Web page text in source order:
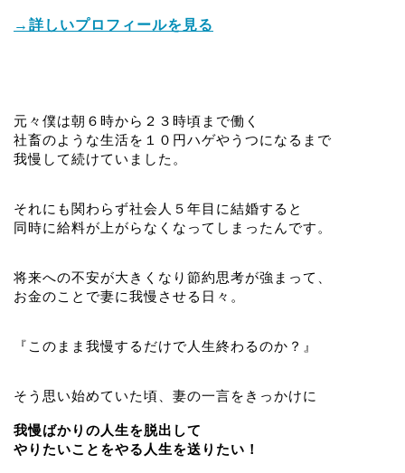
→詳しいプロフィールを見る
元々僕は朝６時から２３時頃まで働く
社畜のような生活を１０円ハゲやうつになるまで
我慢して続けていました。
それにも関わらず社会人５年目に結婚すると
同時に給料が上がらなくなってしまったんです。
将来への不安が大きくなり節約思考が強まって、
お金のことで妻に我慢させる日々。
『このまま我慢するだけで人生終わるのか？』
そう思い始めていた頃、妻の一言をきっかけに
我慢ばかりの人生を脱出して
やりたいことをやる人生を送りたい！